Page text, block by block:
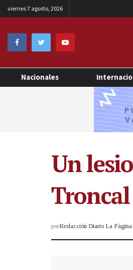
viernes 7 agosto, 2026
Nacionales
Un
porRedacción Diario La Página